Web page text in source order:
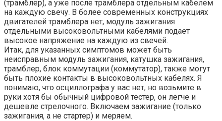
(трамблер), а уже после трамблера отдельным кабелем
на каждую свечу. В более современных конструкциях
двигателей трамблера нет, модуль зажигания
отдельными высоковольтными кабелями подает
высокое напряжение на каждую из свечей.
Итак, для указанных симптомов может быть
неисправным модуль зажигания, катушка зажигания,
трамблер, блок коммутации (коммутатор), также могут
быть плохие контакты в высоковольтных кабелях. Я
понимаю, что осциллографа у вас нет, но возьмите в
руки хотя бы обычный цифровой тестер, он легче и
дешевле стрелочного. Включаем зажигание (только
зажигания, а не стартер) и меряем.